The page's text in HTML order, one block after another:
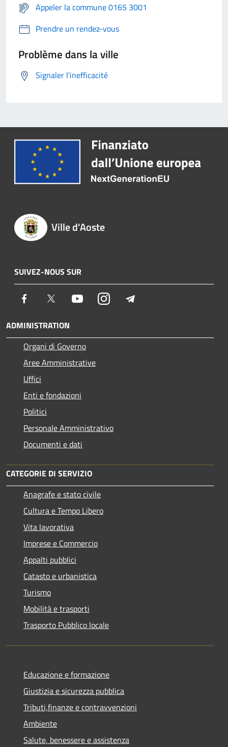
Appeler la commune 0165 3001
Prendre un rendez-vous
Problème dans la ville
Signaler l'inefficacité
Ville d'Aoste
SUIVEZ-NOUS SUR
Facebook Twitter YoutubeInstagram
ADMINISTRATION
Organi di Governo
Aree Amministrative
Uffici
Enti e fondazioni
Politici
Personale Amministrativo
Documenti e dati
CATEGORIE DI SERVIZIO
Anagrafe e stato civile
Cultura e Tempo Libero
Vita lavorativa
Imprese e Commercio
Appalti pubblici
Catasto e urbanistica
Turismo
Mobilità e trasporti
Trasporto Pubblico locale
Educazione e formazione
Giustizia e sicurezza pubblica
Tributi,finanze e contravvenzioni
Ambiente
Salute, benessere e assistenza